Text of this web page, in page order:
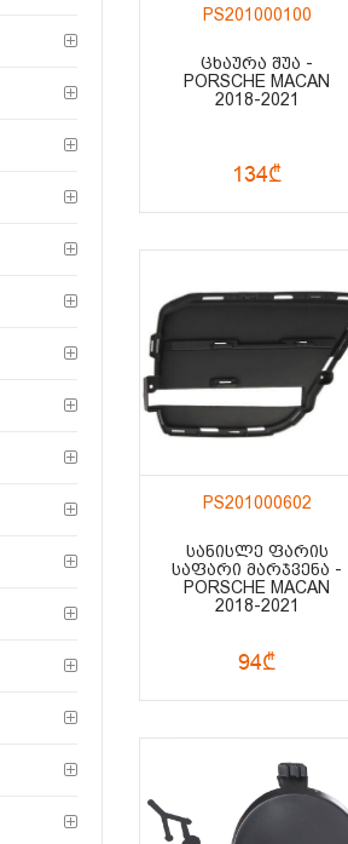
PS201000100
ᲪᲮᲐᲣᲠᲐ ᲨᲣᲐ -
PORSCHE MACAN
2018-2021
134₾
PS201000602
ᲡᲐᲜᲘᲡᲚᲔ ᲤᲐᲠᲘᲡ
ᲡᲐᲤᲐᲠᲘ ᲛᲐᲠᲯᲕᲔᲜᲐ -
PORSCHE MACAN
2018-2021
94₾